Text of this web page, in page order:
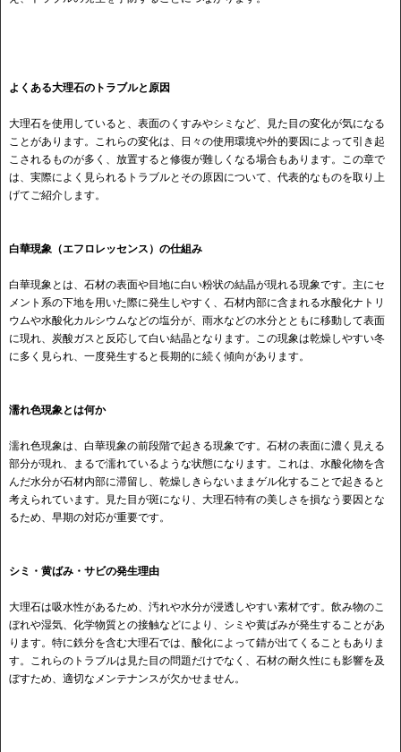
よくある大理石のトラブルと原因
大理石を使用していると、表面のくすみやシミなど、見た目の変化が気になる
ことがあります。これらの変化は、日々の使用環境や外的要因によって引き起
こされるものが多く、放置すると修復が難しくなる場合もあります。この章で
は、実際によく見られるトラブルとその原因について、代表的なものを取り上
げてご紹介します。
白華現象（エフロレッセンス）の仕組み
白華現象とは、石材の表面や目地に白い粉状の結晶が現れる現象です。主にセ
メント系の下地を用いた際に発生しやすく、石材内部に含まれる水酸化ナトリ
ウムや水酸化カルシウムなどの塩分が、雨水などの水分とともに移動して表面
に現れ、炭酸ガスと反応して白い結晶となります。この現象は乾燥しやすい冬
に多く見られ、一度発生すると長期的に続く傾向があります。
濡れ色現象とは何か
濡れ色現象は、白華現象の前段階で起きる現象です。石材の表面に濃く見える
部分が現れ、まるで濡れているような状態になります。これは、水酸化物を含
んだ水分が石材内部に滞留し、乾燥しきらないままゲル化することで起きると
考えられています。見た目が斑になり、大理石特有の美しさを損なう要因とな
るため、早期の対応が重要です。
シミ・黄ばみ・サビの発生理由
大理石は吸水性があるため、汚れや水分が浸透しやすい素材です。飲み物のこ
ぼれや湿気、化学物質との接触などにより、シミや黄ばみが発生することがあ
ります。特に鉄分を含む大理石では、酸化によって錆が出てくることもありま
す。これらのトラブルは見た目の問題だけでなく、石材の耐久性にも影響を及
ぼすため、適切なメンテナンスが欠かせません。